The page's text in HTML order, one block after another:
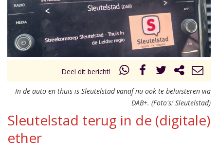
Deel dit bericht!
In de auto en thuis is Sleutelstad vanaf nu ook te beluisteren via
DAB+. (Foto's: Sleutelstad)
Sleutelstad terug in de (digitale)
ether